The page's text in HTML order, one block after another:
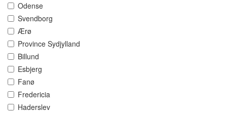
Odense
Svendborg
Ærø
Province Sydjylland
Billund
Esbjerg
Fanø
Fredericia
Haderslev